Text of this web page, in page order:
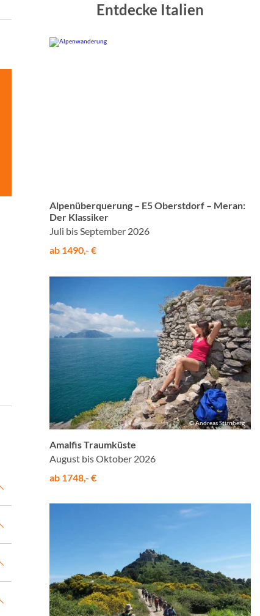
Entdecke Italien
Alpenüberquerung – E5 Oberstdorf – Meran:
Der Klassiker
Juli bis September 2026
ab 1490,- €
© Andreas Stirnberg
Amalfis Traumküste
August bis Oktober 2026
ab 1748,- €